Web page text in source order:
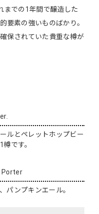
までの1年間で醸造した
要素の強いものばかり。
保されていた貴重な樽が
ルとペレットホップビー
です。
Porter
パンプキンエール。